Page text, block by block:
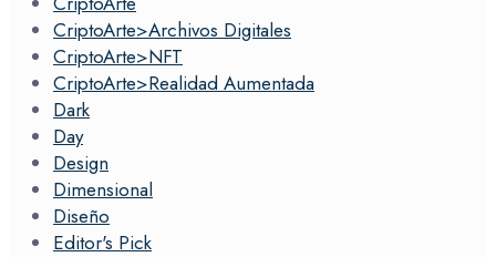
CriptoArte>Archivos Digitales
CriptoArte>NFT
CriptoArte>Realidad Aumentada
Dark
Day
Design
Dimensional
Diseño
Editor's Pick